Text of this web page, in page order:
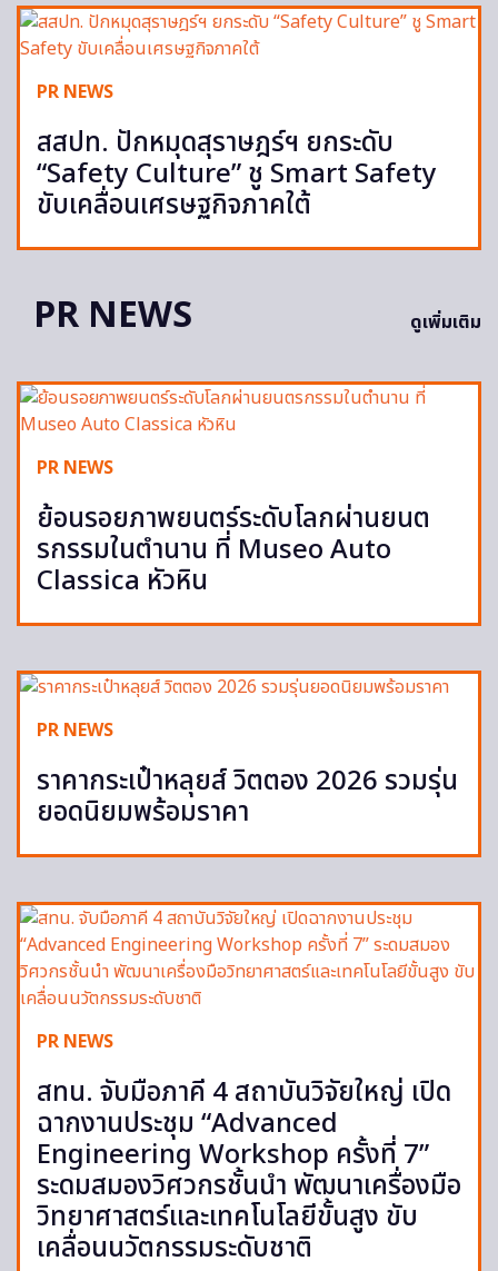
PR NEWS
สสปท. ปักหมุดสุราษฎร์ฯ ยกระดับ
“Safety Culture” ชู Smart Safety
ขับเคลื่อนเศรษฐกิจภาคใต้
PR NEWS ดูเพิ่มเติม
PR NEWS
ย้อนรอยภาพยนตร์ระดับโลกผ่านยนต
รกรรมในตำนาน ที่ Museo Auto
Classica หัวหิน
PR NEWS
ราคากระเป๋าหลุยส์ วิตตอง 2026 รวมรุ่น
ยอดนิยมพร้อมราคา
PR NEWS
สทน. จับมือภาคี 4 สถาบันวิจัยใหญ่ เปิด
ฉากงานประชุม “Advanced
Engineering Workshop ครั้งที่ 7”
ระดมสมองวิศวกรชั้นนำ พัฒนาเครื่องมือ
วิทยาศาสตร์และเทคโนโลยีขั้นสูง ขับ
เคลื่อนนวัตกรรมระดับชาติ